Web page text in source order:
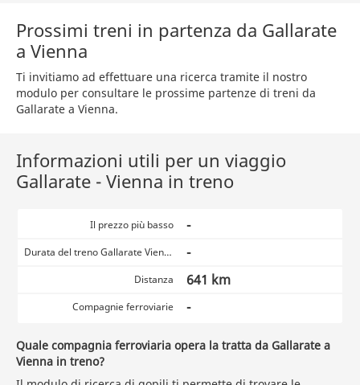
Prossimi treni in partenza da Gallarate
a Vienna
Ti invitiamo ad effettuare una ricerca tramite il nostro
modulo per consultare le prossime partenze di treni da
Gallarate a Vienna.
Informazioni utili per un viaggio
Gallarate - Vienna in treno
Il prezzo più basso -
Durata del treno Gallarate Vienna -
Distanza 641 km
Compagnie ferroviarie -
Quale compagnia ferroviaria opera la tratta da Gallarate a
Vienna in treno?